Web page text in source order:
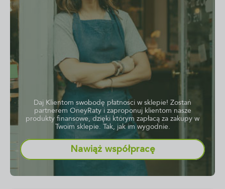
Daj Klientom swobodę płatności w sklepie! Zostań
partnerem OneyRaty i zaproponuj klientom nasze
produkty finansowe, dzięki którym zapłacą za zakupy w
Twoim sklepie. Tak, jak im wygodnie.
Nawiąż współpracę